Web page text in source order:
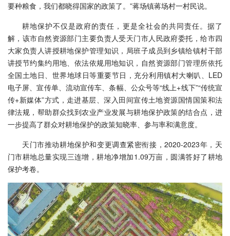
要种粮食，我们都晓得国家的政策了。”蒋场镇蒋场村一村民说。
耕地保护不仅是政府的责任，更是全社会的共同责任。据了
解，该市自然资源部门主要负责人受天门市人民政府委托，给市四
大家负责人讲授耕地保护管理知识，局班子成员到乡镇给镇村干部
讲授节约集约用地、依法依规用地知识，自然资源部门管理所依托
全国土地日、世界地球日等重要节日，充分利用镇村大喇叭、LED
电子屏、宣传单、流动宣传车、条幅、公众号等“线上+线下”“传统宣
传+新媒体”方式，走进基层、深入田间宣传土地资源国情国策和法
律法规，帮助群众找到农业产业发展与耕地保护政策的结合点，进
一步提高了群众对耕地保护的政策知晓率、参与率和满意度。
天门市推动耕地保护和变更调查紧密衔接，2020-2023年，天
门市耕地总量实现三连增，耕地净增加1.09万亩，圆满答好了耕地
保护考卷。